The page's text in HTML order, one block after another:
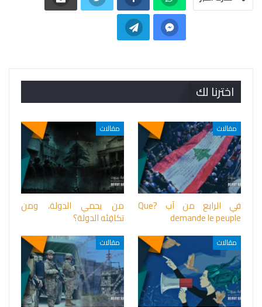
اخترنا لك
مقالات
في الرابع من آب ?Que
demande le peuple
مقالات
من يحمي الدولة، ومن
تكافِئه الدولة؟
مقالات مقالات